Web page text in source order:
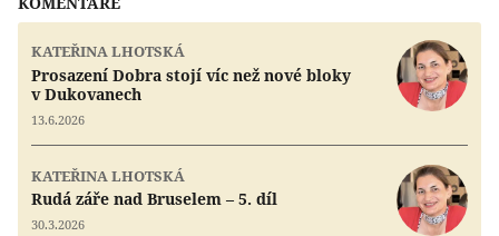
KATEŘINA LHOTSKÁ
Prosazení Dobra stojí víc než nové bloky
v Dukovanech
13.6.2026
KATEŘINA LHOTSKÁ
Rudá záře nad Bruselem – 5. díl
30.3.2026